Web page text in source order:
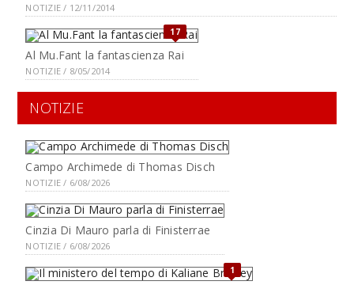
NOTIZIE / 12/11/2014
17
Al Mu.Fant la fantascienza Rai
NOTIZIE / 8/05/2014
NOTIZIE
Campo Archimede di Thomas Disch
NOTIZIE / 6/08/2026
Cinzia Di Mauro parla di Finisterrae
NOTIZIE / 6/08/2026
1